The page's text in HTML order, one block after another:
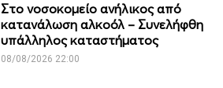
Στο νοσοκομείο ανήλικος από
κατανάλωση αλκοόλ – Συνελήφθη
υπάλληλος καταστήματος
08/08/2026 22:00